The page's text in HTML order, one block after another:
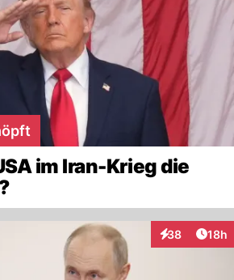
im Iran-Krieg die
38
Interaktionen
18h